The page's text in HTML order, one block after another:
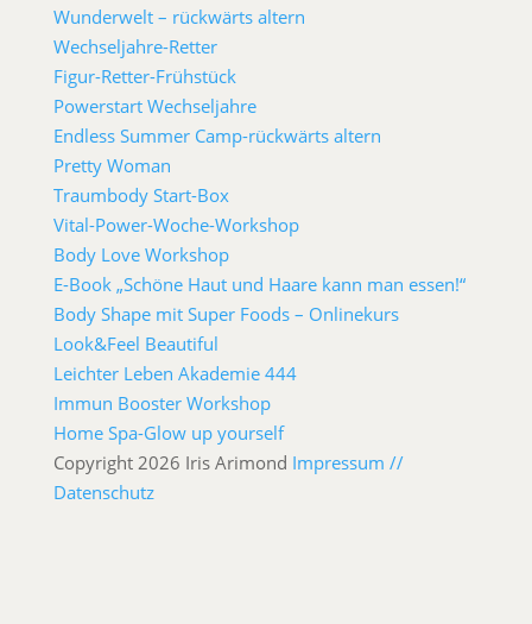
Wunderwelt – rückwärts altern
Wechseljahre-Retter
Figur-Retter-Frühstück
Powerstart Wechseljahre
Endless Summer Camp-rückwärts altern
Pretty Woman
Traumbody Start-Box
Vital-Power-Woche-Workshop
Body Love Workshop
E-Book „Schöne Haut und Haare kann man essen!“
Body Shape mit Super Foods – Onlinekurs
Look&Feel Beautiful
Leichter Leben Akademie 444
Immun Booster Workshop
Home Spa-Glow up yourself
Copyright 2026 Iris Arimond Impressum //
Datenschutz